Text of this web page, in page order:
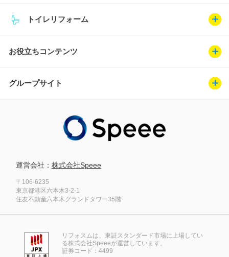
トイレリフォーム
お役立ちコンテンツ
グループサイト
運営会社： 株式会社Speee
〒106-6235
東京都港区六本木3-2-1
住友不動産六本木グランドタワー35階
リフォスムは、東証スタンダード市場に上場してい
る株式会社Speeeが運営しています。
証券コード：4499